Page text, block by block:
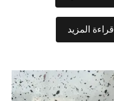
قراءة المزيد